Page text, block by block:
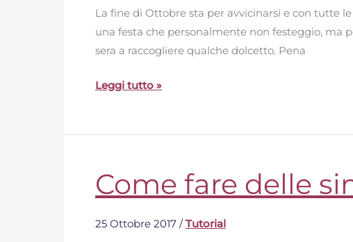
La fine di Ottobre sta per avvicinarsi e con tutte
una festa che personalmente non festeggio, ma
sera a raccogliere qualche dolcetto. Pena
per
Halloween
Leggi tutto »
Come fare delle
25 Ottobre 2017 /Tutorial
Come
fare
simpatiche